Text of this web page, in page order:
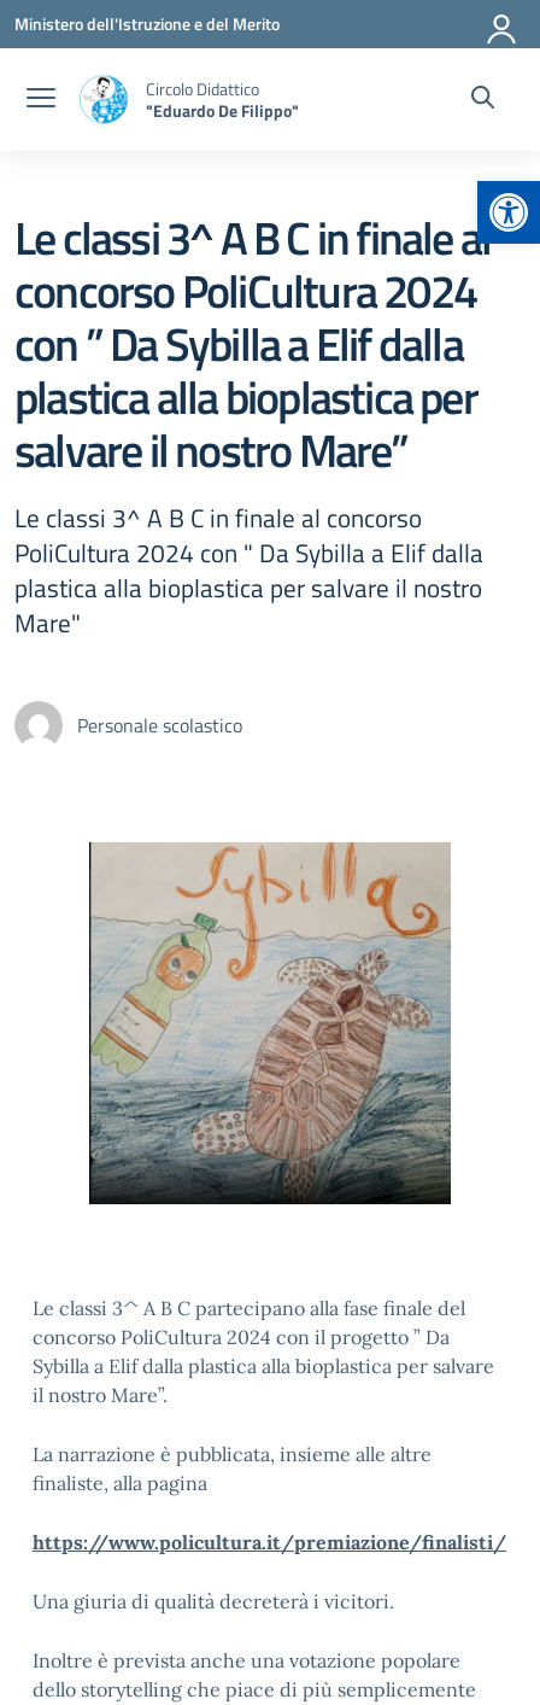
Vai ai contenuti
Vai al menu di navigazione
Vai al footer
Ministero dell'Istruzione e del Merito
Circolo Didattico
"Eduardo De Filippo"
Le classi 3^ A B C in finale al
concorso PoliCultura 2024
con ” Da Sybilla a Elif dalla
plastica alla bioplastica per
salvare il nostro Mare”
Le classi 3^ A B C in finale al concorso
PoliCultura 2024 con " Da Sybilla a Elif dalla
plastica alla bioplastica per salvare il nostro
Mare"
Personale scolastico
Le classi 3^ A B C partecipano alla fase finale del
concorso PoliCultura 2024 con il progetto ” Da
Sybilla a Elif dalla plastica alla bioplastica per salvare
il nostro Mare”.
La narrazione è pubblicata, insieme alle altre
finaliste, alla pagina
https://www.policultura.it/premiazione/finalisti/
Una giuria di qualità decreterà i vicitori.
Inoltre è prevista anche una votazione popolare
dello storytelling che piace di più semplicemente